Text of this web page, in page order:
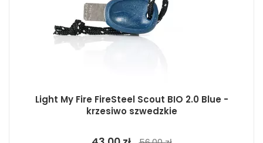
Light My Fire FireSteel Scout BIO 2.0 Blue -
krzesiwo szwedzkie